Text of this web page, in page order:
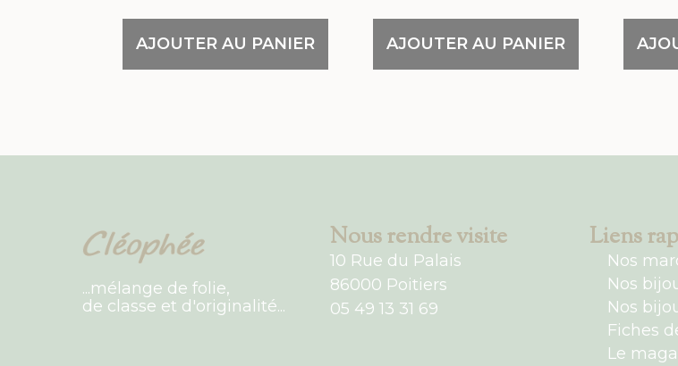
AJOUTER AU PANIER AJOUTER AU PANIER
...mélange de folie,
de classe et d'originalité...
Nous rendre visite
10 Rue du Palais
86000 Poitiers
05 49 13 31 69
Liens
Nos
Nos
Nos
Fiches
Le